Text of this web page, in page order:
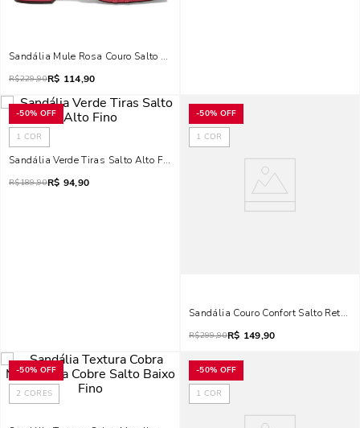
Sandália Mule Rosa Couro Salto Baixo Bloco
R$229,90R$ 114,90
-50% OFF
1 COR
Sandália Verde Tiras Salto Alto Fino
R$189,90R$ 94,90
-50% OFF
1 COR
Sandália Couro Confort Salto Reto
R$299,90R$ 149,90
-50% OFF
2 CORES
-50% OFF
1 COR